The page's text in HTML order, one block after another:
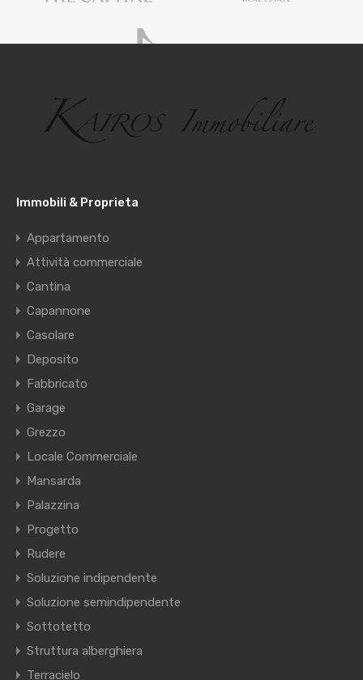
Immobili & Proprieta
Appartamento
Attività commerciale
Cantina
Capannone
Casolare
Deposito
Fabbricato
Garage
Grezzo
Locale Commerciale
Mansarda
Palazzina
Progetto
Rudere
Soluzione indipendente
Soluzione semindipendente
Sottotetto
Struttura alberghiera
Terracielo